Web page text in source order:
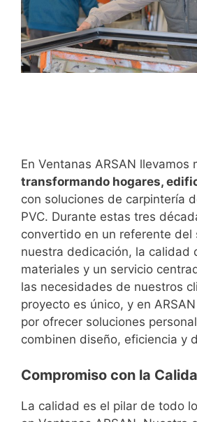
En Ventanas ARSAN llevamos
transformando hogares,
con soluciones de carpintería
PVC. Durante estas tres
convertido en un referente del
nuestra dedicación, la calidad
materiales y un servicio
las necesidades de nuestros
proyecto es único, y en
por ofrecer soluciones
combinen diseño, eficiencia y
Compromiso con la
La calidad es el pilar de todo